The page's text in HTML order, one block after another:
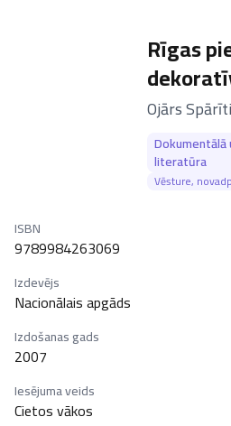
Rīgas
–
Ojārs
literatūra
Vēsture,
ISBN
9789984263069
Izdevējs
Nacionālais apgāds
Izdošanas gads
2007
Iesējuma veids
Cietos vākos